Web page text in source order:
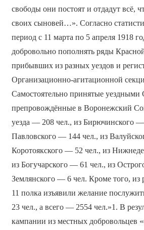
свободы они постоят и отдадут всё,
своих сыновей…». Согласно
период с 11 марта по 5 апреля 1918
добровольно пополнять ряды
прибывших из разных уездов и
Организационно-агитационной
Самостоятельно принятые уездными
препровождённые в Воронежский
уезда — 208 чел., из Бирючинского —
Павловского — 144 чел., из
Коротоякского — 52 чел., из
из Богучарского — 61 чел., из
Землянского — 6 чел. Кроме того, из
11 полка изъявили желание
23 чел., а всего — 2554 чел.»1. В
кампании из местных добровольцев